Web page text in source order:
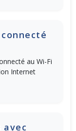
au Wi-Fi
Internet